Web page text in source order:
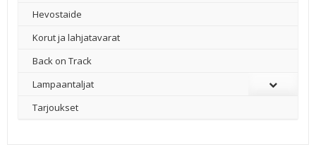
Hevostaide
Korut ja lahjatavarat
Back on Track
Lampaantaljat
Tarjoukset